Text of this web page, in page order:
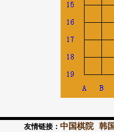
友情链接： 中国棋院 韩